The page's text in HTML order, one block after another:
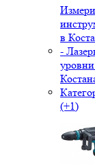
в
-
(+1)